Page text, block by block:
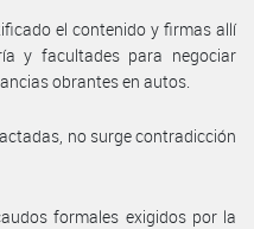
el contenido y firmas allí
y facultades para negociar
obrantes en autos.
no surge contradicción
formales exigidos por la